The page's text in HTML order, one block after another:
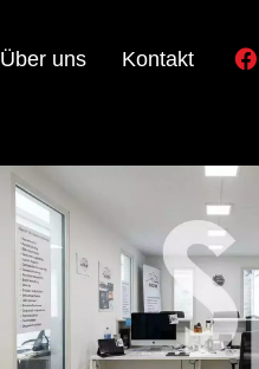
Über uns Kontakt